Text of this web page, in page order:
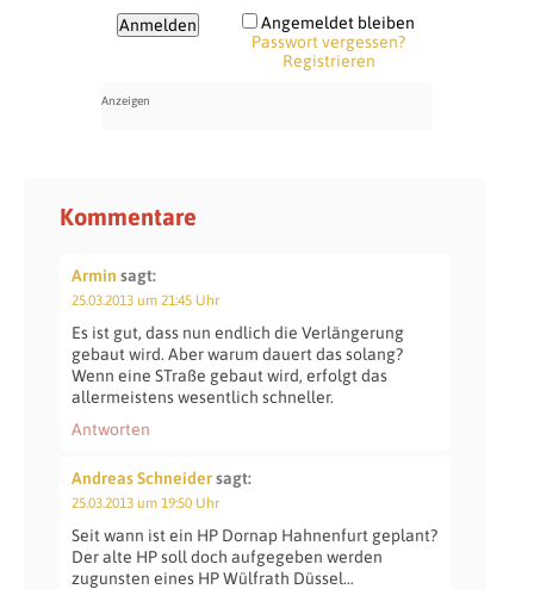
Angemeldet bleiben
Passwort vergessen?
Registrieren
Kommentare
Armin sagt:
25.03.2013 um 21:45 Uhr
Es ist gut, dass nun endlich die Verlängerung
gebaut wird. Aber warum dauert das solang?
Wenn eine STraße gebaut wird, erfolgt das
allermeistens wesentlich schneller.
Antworten
Andreas Schneidersagt:
25.03.2013 um 19:50 Uhr
Seit wann ist ein HP Dornap Hahnenfurt geplant?
Der alte HP soll doch aufgegeben werden
zugunsten eines HP Wülfrath Düssel…